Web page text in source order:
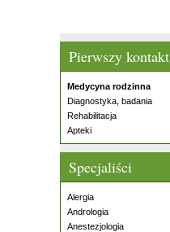
Pierwszy kontakt
Medycyna rodzinna
Diagnostyka, badania
Rehabilitacja
Apteki
Specjaliści
Alergia
Andrologia
Anestezjologia